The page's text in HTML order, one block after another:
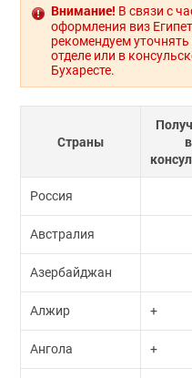
Внимание! В связи с
оформления виз
рекомендуем
отделе или в
Бухаресте.
Страны
в
Россия
Австралия
Азербайджан
Алжир +
Ангола +